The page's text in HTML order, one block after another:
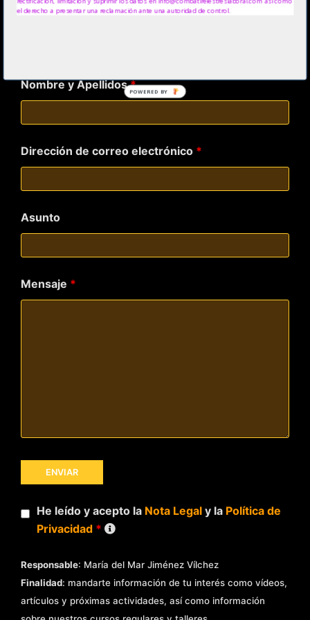
www.alexnovell.com
Nombre y Apellidos*
Dirección de correo electrónico *
Asunto
Mensaje *
He leído y acepto la Nota Legaly la Política de
Privacidad *
Responsable: María del Mar Jiménez Vílchez
Finalidad: mandarte información de tu interés como vídeos,
artículos y próximas actividades, así como información
el derecho a presentar una reclamación ante una autoridad de control.
POWERED BY